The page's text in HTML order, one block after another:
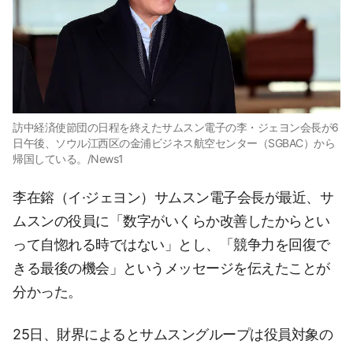
訪中経済使節団の日程を終えたサムスン電子の李・ジェヨン会長が6
日午後、ソウル江西区の金浦ビジネス航空センター（SGBAC）から
帰国している。/News1
李在鎔（イ·ジェヨン）サムスン電子会長が最近、サ
ムスンの役員に「数字がいくらか改善したからとい
って自惚れる時ではない」とし、「競争力を回復で
きる最後の機会」というメッセージを伝えたことが
分かった。
25日、財界によるとサムスングループは役員対象の